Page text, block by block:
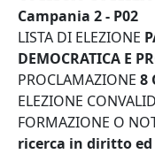
Campania 2 - P02
LISTA DI ELEZIONE
DEMOCRATICA E
PROCLAMAZIONE 8
ELEZIONE
FORMAZIONE O
ricerca in diritto